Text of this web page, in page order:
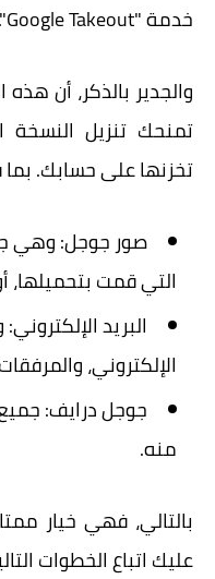
خدمة "Google Takeout".
والجدير بالذكر، أن
تمنحك تنزيل النسخة
تخزنها على حسابك.
صور جوجل: وهي
التي قمت بتحميلها،
البريد
الإلكتروني،
جوجل درايف:
منه.
بالتالي، فهي خيار
عليك اتباع الخطوات